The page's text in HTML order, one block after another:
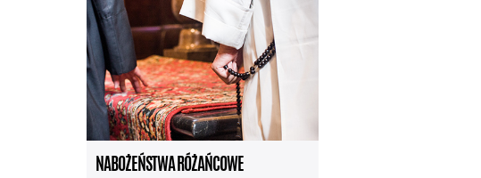
NABOŻEŃSTWA RÓŻAŃCOWE